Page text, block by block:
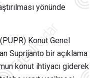
yönünde
(PUPR) Konut Genel
Suprijanto bir açıklama
konut ihtiyacı giderek